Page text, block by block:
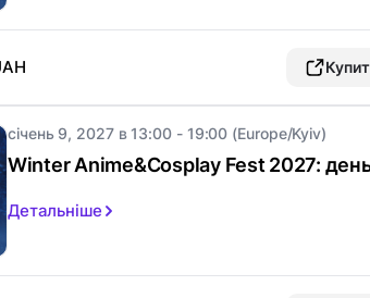
січень 9, 2027 в 13:00 - 19:00 (Europe/Kyiv)
Winter Anime&Cosplay Fest 2027:
Детальніше